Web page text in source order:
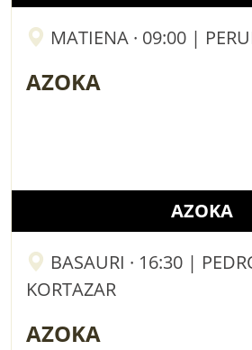
MATIENA · 09:00 |
AZOKA
AZOKA
BASAURI · 16:30 |
KORTAZAR
AZOKA